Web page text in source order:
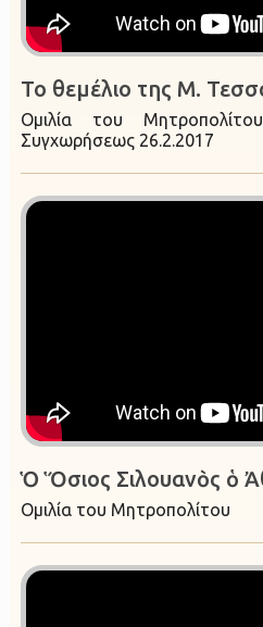
Το θεμέλιο της Μ.
Ομιλία του
Συγχωρήσεως 26.2.2017
Ὁ Ὅσιος Σιλουανὸς ὁ
Ομιλία του Μητροπολίτου